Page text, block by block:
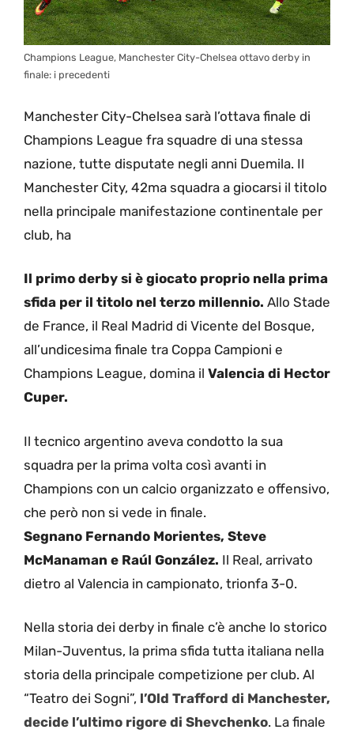
Champions League, Manchester City-Chelsea ottavo derby in
finale: i precedenti
Manchester City-Chelsea sarà l’ottava finale di
Champions League fra squadre di una stessa
nazione, tutte disputate negli anni Duemila. Il
Manchester City, 42ma squadra a giocarsi il titolo
nella principale manifestazione continentale per
club, ha
Il primo derby si è giocato proprio nella prima
sfida per il titolo nel terzo millennio. Allo Stade
de France, il Real Madrid di Vicente del Bosque,
all’undicesima finale tra Coppa Campioni e
Champions League, domina il Valencia di Hector
Cuper.
Il tecnico argentino aveva condotto la sua
squadra per la prima volta così avanti in
Champions con un calcio organizzato e offensivo,
che però non si vede in finale.
Segnano Fernando Morientes, Steve
McManaman e Raúl González. Il Real, arrivato
dietro al Valencia in campionato, trionfa 3-0.
Nella storia dei derby in finale c’è anche lo storico
Milan-Juventus, la prima sfida tutta italiana nella
storia della principale competizione per club. Al
“Teatro dei Sogni”, l’Old Trafford di Manchester,
decide l’ultimo rigore di Shevchenko. La finale